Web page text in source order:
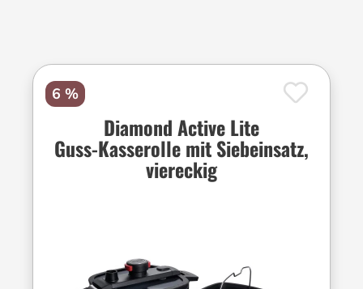
6 %
Diamond Active Lite
Guss-Kasserolle mit Siebeinsatz,
viereckig